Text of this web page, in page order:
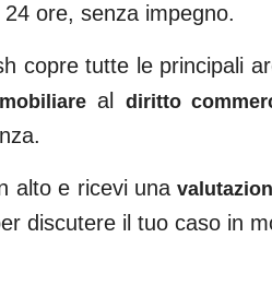
ore, senza impegno.
copre tutte le principali
al diritto
alto e ricevi una
discutere il tuo caso in